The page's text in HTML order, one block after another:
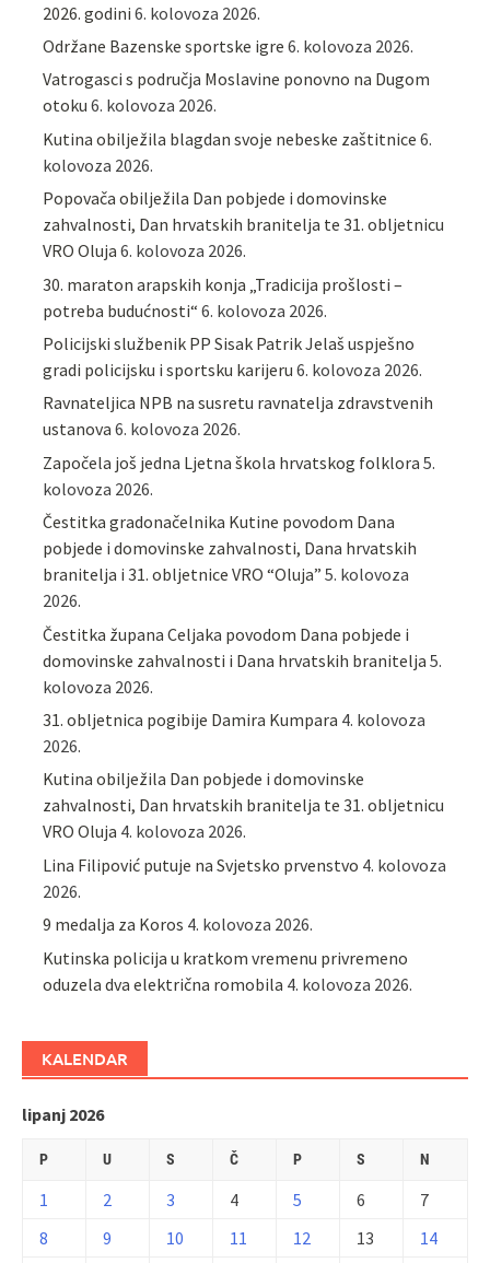
2026. godini 6. kolovoza 2026.
Održane Bazenske sportske igre 6. kolovoza 2026.
Vatrogasci s područja Moslavine ponovno na Dugom
otoku 6. kolovoza 2026.
Kutina obilježila blagdan svoje nebeske zaštitnice 6.
kolovoza 2026.
Popovača obilježila Dan pobjede i domovinske
zahvalnosti, Dan hrvatskih branitelja te 31. obljetnicu
VRO Oluja 6. kolovoza 2026.
30. maraton arapskih konja „Tradicija prošlosti –
potreba budućnosti“ 6. kolovoza 2026.
Policijski službenik PP Sisak Patrik Jelaš uspješno
gradi policijsku i sportsku karijeru 6. kolovoza 2026.
Ravnateljica NPB na susretu ravnatelja zdravstvenih
ustanova 6. kolovoza 2026.
Započela još jedna Ljetna škola hrvatskog folklora 5.
kolovoza 2026.
Čestitka gradonačelnika Kutine povodom Dana
pobjede i domovinske zahvalnosti, Dana hrvatskih
branitelja i 31. obljetnice VRO “Oluja” 5. kolovoza
2026.
Čestitka župana Celjaka povodom Dana pobjede i
domovinske zahvalnosti i Dana hrvatskih branitelja 5.
kolovoza 2026.
31. obljetnica pogibije Damira Kumpara 4. kolovoza
2026.
Kutina obilježila Dan pobjede i domovinske
zahvalnosti, Dan hrvatskih branitelja te 31. obljetnicu
VRO Oluja 4. kolovoza 2026.
Lina Filipović putuje na Svjetsko prvenstvo 4. kolovoza
2026.
9 medalja za Koros 4. kolovoza 2026.
Kutinska policija u kratkom vremenu privremeno
oduzela dva električna romobila 4. kolovoza 2026.
KALENDAR
lipanj 2026
P U S Č P S N
1 2 3 4 5 6
7
8
9 10 11 12 13
14